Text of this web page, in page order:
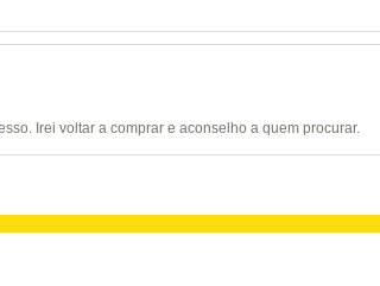
Irei voltar a comprar e aconselho a quem procurar.